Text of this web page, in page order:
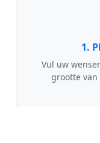
1.
Vul uw
grootte van